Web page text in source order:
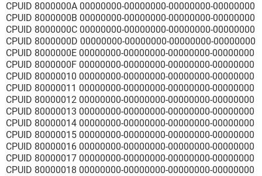
Tipo PCI
Uso En uso
Ancho del Bus de datos 32 bits
Longitud Largo
[ Slots del sistema / PCI1 ]
Propiedades del sistema de slot:
Identificador del slot PCI1
Tipo PCI
Uso Vacío
Ancho del Bus de datos 32 bits
Longitud Largo
[ Slots del sistema / PCI2 ]
CPUID 8000000A 00000000-00000000-00000000-00000000
CPUID 8000000B 00000000-00000000-00000000-00000000
CPUID 8000000C 00000000-00000000-00000000-00000000
CPUID 8000000D 00000000-00000000-00000000-00000000
CPUID 8000000E 00000000-00000000-00000000-00000000
CPUID 8000000F 00000000-00000000-00000000-00000000
CPUID 80000010 00000000-00000000-00000000-00000000
CPUID 80000011 00000000-00000000-00000000-00000000
CPUID 80000012 00000000-00000000-00000000-00000000
CPUID 80000013 00000000-00000000-00000000-00000000
CPUID 80000014 00000000-00000000-00000000-00000000
CPUID 80000015 00000000-00000000-00000000-00000000
CPUID 80000016 00000000-00000000-00000000-00000000
CPUID 80000017 00000000-00000000-00000000-00000000
CPUID 80000018 00000000-00000000-00000000-00000000